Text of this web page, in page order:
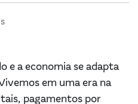
e a economia se adapta
em uma era na
pagamentos por